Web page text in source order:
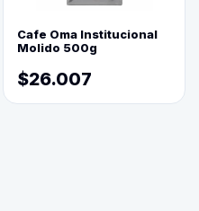
Cafe Oma Institucional
Molido 500g
$26.007